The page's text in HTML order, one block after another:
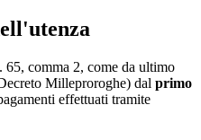
comma 2, come da ultimo
Milleproroghe) dal primo
effettuati tramite